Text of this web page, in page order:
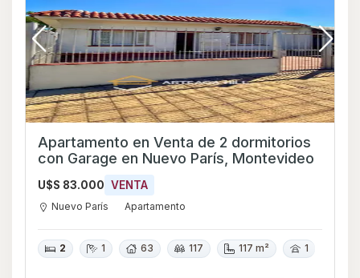
Apartamento en Venta de 2 dormitorios
con Garage en Nuevo París, Montevideo
U$S 83.000 VENTA
Nuevo París Apartamento
2 1 63 117 117 m² 1